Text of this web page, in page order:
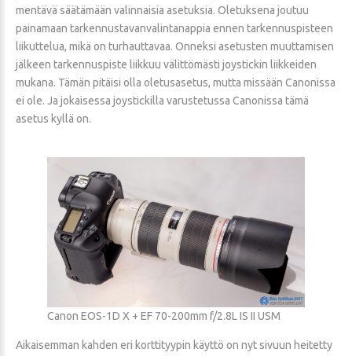
mentävä säätämään valinnaisia asetuksia. Oletuksena joutuu
painamaan tarkennustavanvalintanappia ennen tarkennuspisteen
liikuttelua, mikä on turhauttavaa. Onneksi asetusten muuttamisen
jälkeen tarkennuspiste liikkuu välittömästi joystickin liikkeiden
mukana. Tämän pitäisi olla oletusasetus, mutta missään Canonissa
ei ole. Ja jokaisessa joystickilla varustetussa Canonissa tämä
asetus kyllä on.
Canon EOS-1D X + EF 70-200mm f/2.8L IS II USM
Aikaisemman kahden eri korttityypin käyttö on nyt sivuun heitetty